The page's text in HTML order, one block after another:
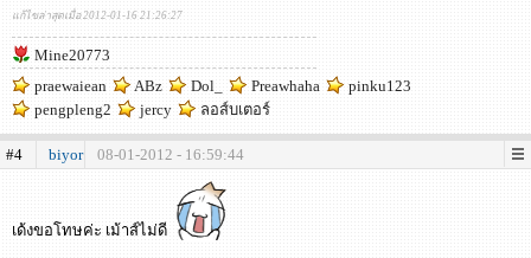
แก้ไขล่าสุดเมื่อ 2012-01-16 21:26:27
Mine20773
praewaiean
ABz Dol_ Preawhaha
pinku123
pengpleng2
jercy ลอส์บเตอร์
#4 biyor 08-01-2012 - 16:59:44
เด้งขอโทษค่ะ เม้าส์ไม่ดี